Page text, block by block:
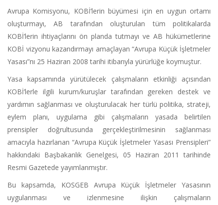
Avrupa Komisyonu, KOBİ’lerin büyümesi için en uygun ortamı
oluşturmayı, AB tarafından oluşturulan tüm politikalarda
KOBİ’lerin ihtiyaçlarını ön planda tutmayı ve AB hükümetlerine
KOBİ vizyonu kazandırmayı amaçlayan “Avrupa Küçük İşletmeler
Yasası”nı 25 Haziran 2008 tarihi itibarıyla yürürlüğe koymuştur.
Yasa kapsamında yürütülecek çalışmaların etkinliği açısından
KOBİ’lerle ilgili kurum/kuruşlar tarafından gereken destek ve
yardımın sağlanması ve oluşturulacak her türlü politika, strateji,
eylem planı, uygulama gibi çalışmaların yasada belirtilen
prensipler doğrultusunda gerçekleştirilmesinin sağlanması
amacıyla hazırlanan “Avrupa Küçük İşletmeler Yasası Prensipleri”
hakkındaki Başbakanlık Genelgesi, 05 Haziran 2011 tarihinde
Resmi Gazetede yayımlanmıştır.
Bu kapsamda, KOSGEB Avrupa Küçük İşletmeler Yasasının
uygulanması ve izlenmesine ilişkin çalışmaların